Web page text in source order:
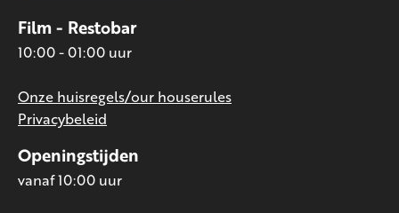
Openingstijden
vanaf 10:00 uur
Film - Restobar
10:00 - 01:00 uur
Onze huisregels/our houserules
Privacybeleid